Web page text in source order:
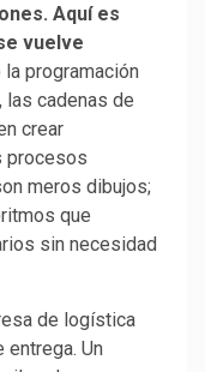
Aquí es
vuelve
programación
las cadenas de
crear
procesos
meros dibujos;
que
sin necesidad
de logística
Un